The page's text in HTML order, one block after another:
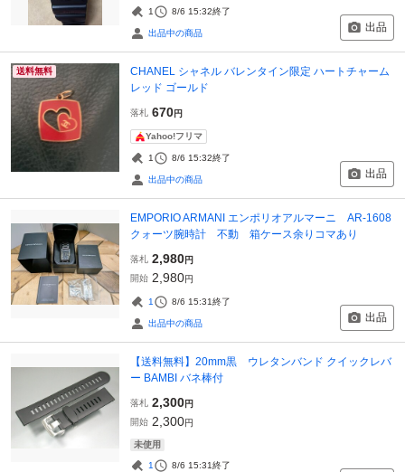
1 8/6 15:32終了
出品中の商品 出品
送料無料
CHANEL シャネル バレンタイン限定 ハートチャーム
レッド ゴールド
落札 670円
Yahoo!フリマ
1 8/6 15:32終了
出品中の商品 出品
EMPORIO ARMANI エンポリオアルマーニ AR-1608
クォーツ腕時計 不動 箱ケース余りコマあり
落札 2,980円
開始 2,980円
1 8/6 15:31終了
出品中の商品 出品
【送料無料】20mm黒 ウレタンバンド クイックレバ
ー BAMBI バネ棒付
落札 2,300円
開始 2,300円
未使用
1 8/6 15:31終了